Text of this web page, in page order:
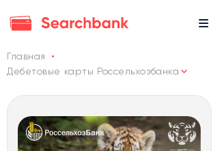
Главная
Дебетовые карты Россельхозбанка